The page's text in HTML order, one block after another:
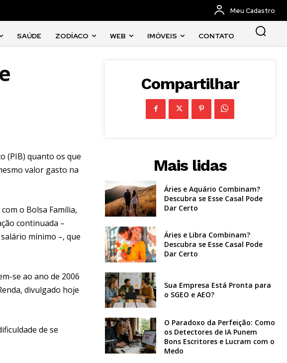
Meu Cadastro
SAÚDE ZODÍACO WEB IMÓVEIS CONTATO
(PIB) quanto os que
valor gasto na
o Bolsa Família,
continuada –
mínimo –, que
se ao ano de 2006
divulgado hoje
de se
Compartilhar
Mais lidas
Áries e Aquário Combinam?
Descubra se Esse Casal Pode
Dar Certo
Áries e Libra Combinam?
Descubra se Esse Casal Pode
Dar Certo
Sua Empresa Está Pronta para
o SGEO e AEO?
O Paradoxo da Perfeição: Como
os Detectores de IA Punem
Bons Escritores e Lucram com o
Medo